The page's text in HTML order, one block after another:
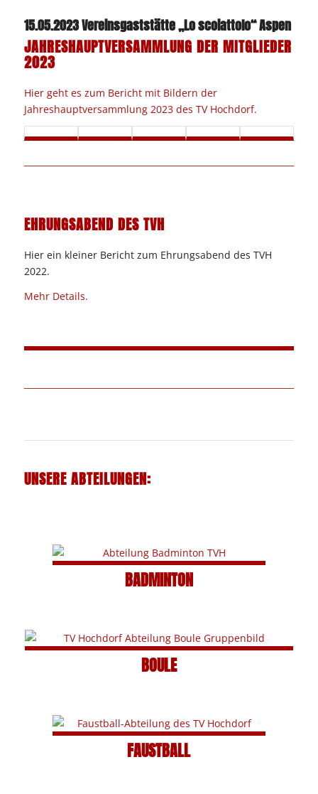
15.05.2023 Vereinsgaststätte „Lo scoiattolo“Aspen
JAHRESHAUPTVERSAMMLUNG DER MITGLIEDER
2023
Hier geht es zum Bericht mit Bildern der
Jahreshauptversammlung 2023 des TV Hochdorf.
EHRUNGSABEND DES TVH
Hier ein kleiner Bericht zum Ehrungsabend des TVH
2022.
Mehr Details.
UNSERE ABTEILUNGEN:
BADMINTON
BOULE
FAUSTBALL